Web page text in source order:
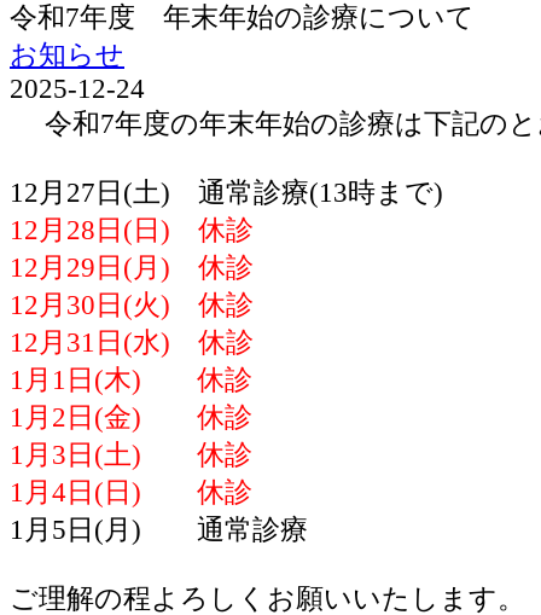
令和7年度 年末年始の診療について
お知らせ
2025-12-24
令和7年度の年末年始の診療は下記の
12月27日(土) 通常診療(13時まで)
12月28日(日) 休診
12月29日(月) 休診
12月30日(火) 休診
12月31日(水) 休診
1月1日(木) 休診
1月2日(金) 休診
1月3日(土) 休診
1月4日(日) 休診
1月5日(月) 通常診療
ご理解の程よろしくお願いいたします。